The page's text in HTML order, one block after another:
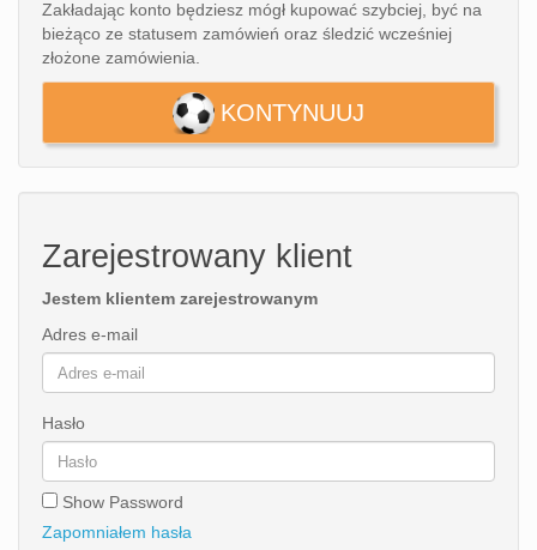
Koszyk
Europe
UEFA
CONMEBOL
Teams
Retro
Damska
Zakładając konto będziesz mógł kupować szybciej, być na
bieżąco ze statusem zamówień oraz śledzić wcześniej
złożone zamówienia.
KONTYNUUJ
Zarejestrowany klient
Jestem klientem zarejestrowanym
Adres e-mail
Hasło
Show Password
Zapomniałem hasła